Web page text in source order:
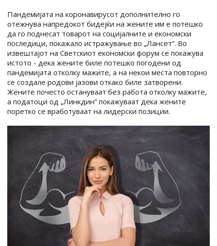
Пандемијата на коронавирусот дополнително го
отежнува напредокот бидејќи на жените им е потешко
да го поднесат товарот на социјалните и економски
последици, покажало истражување во „Лансет“. Во
извештајот на Светскиот економски форум се покажува
истото - дека жените биле потешко погодени од
пандемијата отколку мажите, а на некои места повторно
се создале родови јазови откако биле затворени.
Жените почесто остануваат без работа отколку мажите,
а податоци од „Линкдин“ покажуваат дека жените
поретко се вработуваат на лидерски позиции.